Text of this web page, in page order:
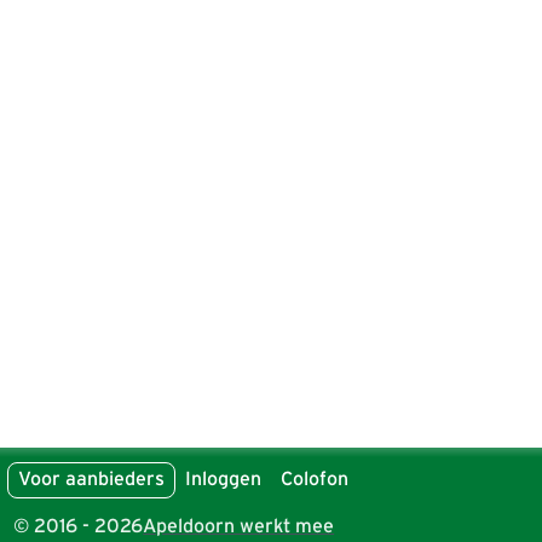
© 2016 - 2026Apeldoorn werkt mee
Voor aanbieders Inloggen Colofon